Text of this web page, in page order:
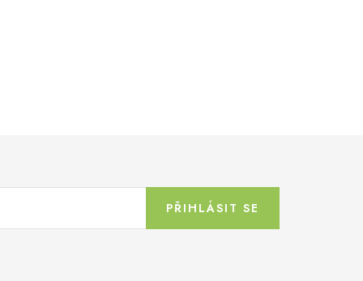
PŘIHLÁSIT SE